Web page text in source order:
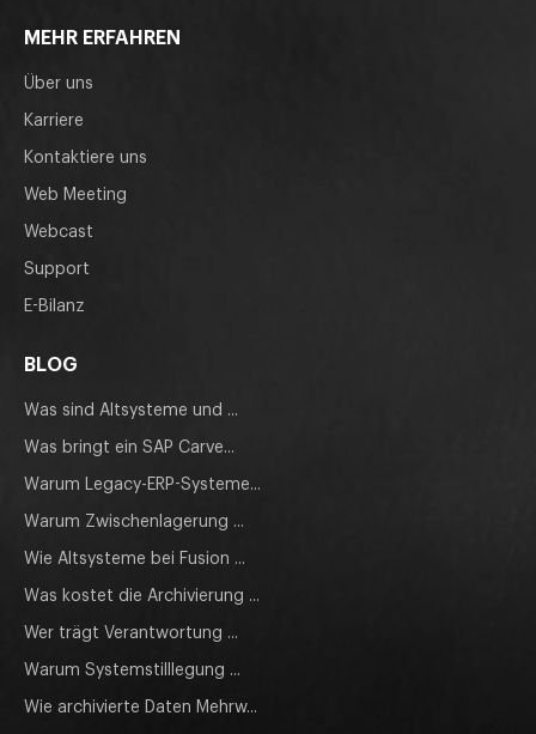
MEHR ERFAHREN
Über uns
Karriere
Kontaktiere uns
Web Meeting
Webcast
Support
E-Bilanz
BLOG
Was sind Altsysteme und ...
Was bringt ein SAP Carve...
Warum Legacy-ERP-Systeme...
Warum Zwischenlagerung ...
Wie Altsysteme bei Fusion ...
Was kostet die Archivierung ...
Wer trägt Verantwortung ...
Warum Systemstilllegung ...
Wie archivierte Daten Mehrw...